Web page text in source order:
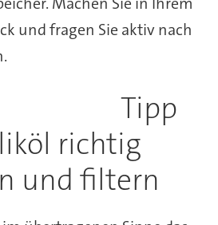
und fragen Sie aktiv nach
Tipp
richtig
und filtern